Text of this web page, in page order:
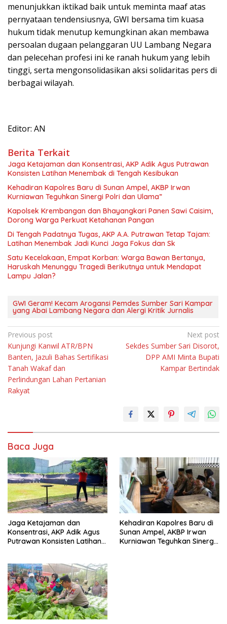
menunjukkan iktikad baik untuk meminta maaf atas
pernyataan tendensiusnya, GWI bersama tim kuasa
hukum tidak menutup kemungkinan akan membawa
persoalan dugaan pelanggaran UU Lambang Negara
dan pelecehan profesi ini ke ranah hukum yang lebih
tinggi, serta mengonsolidasikan aksi solidaritas pers di
berbagai wilayah.
Editor: AN
Berita Terkait
Jaga Ketajaman dan Konsentrasi, AKP Adik Agus Putrawan
Konsisten Latihan Menembak di Tengah Kesibukan
Kehadiran Kapolres Baru di Sunan Ampel, AKBP Irwan
Kurniawan Teguhkan Sinergi Polri dan Ulama”
Kapolsek Krembangan dan Bhayangkari Panen Sawi Caisim,
Dorong Warga Perkuat Ketahanan Pangan
Di Tengah Padatnya Tugas, AKP A.A. Putrawan Tetap Tajam:
Latihan Menembak Jadi Kunci Jaga Fokus dan Sk
Satu Kecelakaan, Empat Korban: Warga Bawan Bertanya,
Haruskah Menunggu Tragedi Berikutnya untuk Mendapat
Lampu Jalan?
GWI Geram! Kecam Arogansi Pemdes Sumber Sari Kampar
yang Abai Lambang Negara dan Alergi Kritik Jurnalis
Navigasi
pos
Previous post
Kunjungi Kanwil ATR/BPN
Banten, Jazuli Bahas Sertifikasi
Tanah Wakaf dan
Perlindungan Lahan Pertanian
Rakyat
Next post
Sekdes Sumber Sari Disorot,
DPP AMI Minta Bupati
Kampar Bertindak
Baca Juga
Jaga Ketajaman dan
Konsentrasi, AKP Adik Agus
Putrawan Konsisten Latihan
Kehadiran Kapolres Baru di
Sunan Ampel, AKBP Irwan
Kurniawan Teguhkan Sinergi